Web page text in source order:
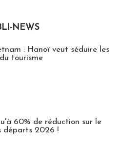
NEWS
: Hanoï veut séduire les
tourisme
60% de réduction sur le
départs 2026 !